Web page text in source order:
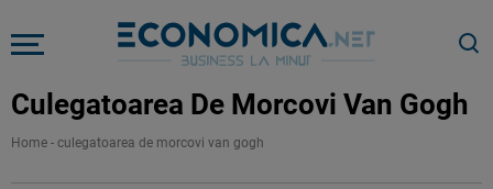
Culegatoarea De Morcovi Van Gogh
Home - culegatoarea de morcovi van gogh